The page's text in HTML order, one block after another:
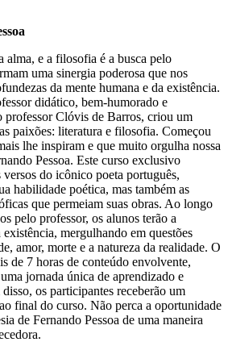
alma, e a filosofia é a busca pelo
uma sinergia poderosa que nos
da mente humana e da existência.
didático, bem-humorado e
professor Clóvis de Barros, criou um
paixões: literatura e filosofia. Começou
lhe inspiram e que muito orgulha nossa
Pessoa. Este curso exclusivo
do icônico poeta português,
habilidade poética, mas também as
que permeiam suas obras. Ao longo
pelo professor, os alunos terão a
mergulhando em questões
amor, morte e a natureza da realidade. O
de 7 horas de conteúdo envolvente,
jornada única de aprendizado e
os participantes receberão um
final do curso. Não perca a oportunidade
de Fernando Pessoa de uma maneira